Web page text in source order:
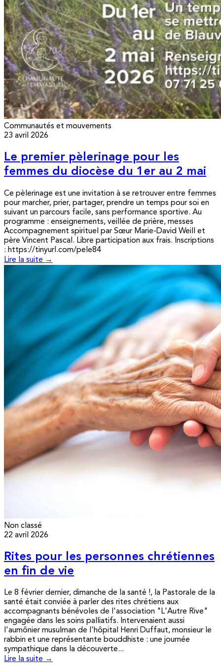
Communautés et mouvements
23 avril 2026
Le premier pèlerinage pour les
femmes du diocèse du 1er au 2 mai
Ce pèlerinage est une invitation à se retrouver entre femmes
pour marcher, prier, partager, prendre un temps pour soi en
suivant un parcours facile, sans performance sportive. Au
programme : enseignements, veillée de prière, messes
Accompagnement spirituel par Sœur Marie-David Weill et
père Vincent Pascal. Libre participation aux frais. Inscriptions
: https://tinyurl.com/pele84
Lire la suite →
Non classé
22 avril 2026
Rites pour les personnes chrétiennes
en fin de vie
Le 8 février dernier, dimanche de la santé !, la Pastorale de la
santé était conviée à parler des rites chrétiens aux
accompagnants bénévoles de l'association "L'Autre Rive"
engagée dans les soins palliatifs. Intervenaient aussi
l'aumônier musulman de l'hôpital Henri Duffaut, monsieur le
rabbin et une représentante bouddhiste : une journée
sympathique dans la découverte...
Lire la suite →